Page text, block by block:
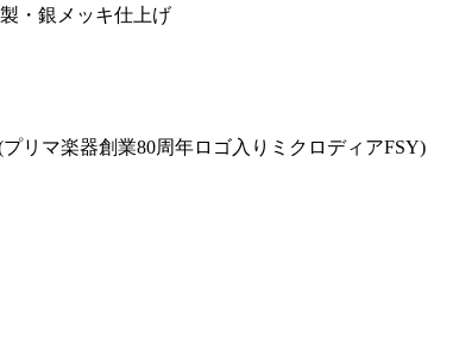
・銀メッキ仕上げ
リマ楽器創業80周年ロゴ入りミクロディアFSY)